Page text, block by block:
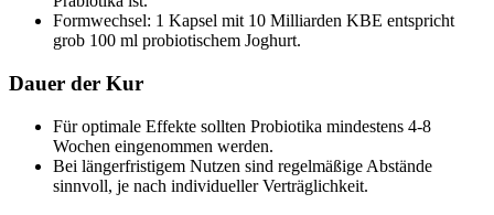
Formwechsel: 1 Kapsel mit 10 Milliarden KBE entspricht
grob 100 ml probiotischem Joghurt.
Dauer der Kur
Für optimale Effekte sollten Probiotika mindestens 4-8
Wochen eingenommen werden.
Bei längerfristigem Nutzen sind regelmäßige Abstände
sinnvoll, je nach individueller Verträglichkeit.